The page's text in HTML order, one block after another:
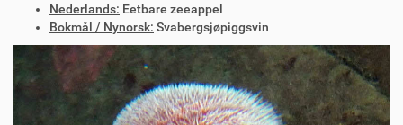
Nederlands: Eetbare zeeappel
Bokmål / Nynorsk: Svabergsjøpiggsvin